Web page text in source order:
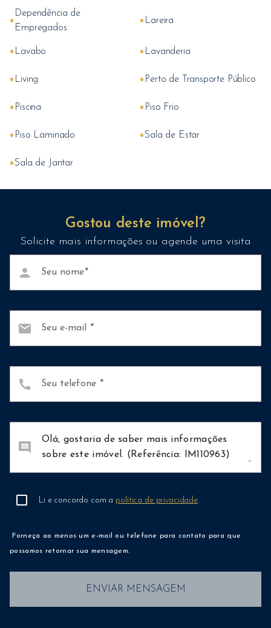
• Dependência de
Empregados
• Lareira
• Lavabo • Lavanderia
• Living • Perto de Transporte Público
• Piscina • Piso Frio
• Piso Laminado •Sala de Estar
•Sala de Jantar
Gostou deste imóvel?
Solicite mais informações ou agende uma visita
Seu nome
person
Seu e-mail
mail
Seu telefone
call
comment
Li e concordo com a política de privacidade.
Forneça ao menos um e-mail ou telefone para contato para que
possamos retornar sua mensagem.
ENVIAR MENSAGEM